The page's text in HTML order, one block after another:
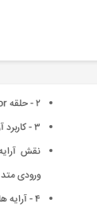
۲ - حلقه For بهبود یافته
۳ - کاربرد آرایه ها در متد
ورودی متد
۴ - آرایه های دو بعدی